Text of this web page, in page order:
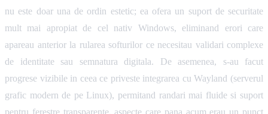
nu este doar una de ordin estetic; ea ofera un suport de securitate
mult mai apropiat de cel nativ Windows, eliminand erori care
apareau anterior la rularea softurilor ce necesitau validari complexe
de identitate sau semnatura digitala. De asemenea, s-au facut
progrese vizibile in ceea ce priveste integrarea cu Wayland (serverul
grafic modern de pe Linux), permitand randari mai fluide si suport
pentru ferestre transparente, aspecte care pana acum erau un punct